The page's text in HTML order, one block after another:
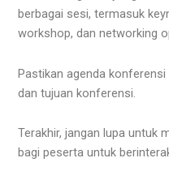
berbagai sesi, termasuk
workshop, dan networking
Pastikan agenda
dan tujuan konferensi.
Terakhir, jangan lupa untuk
bagi peserta untuk